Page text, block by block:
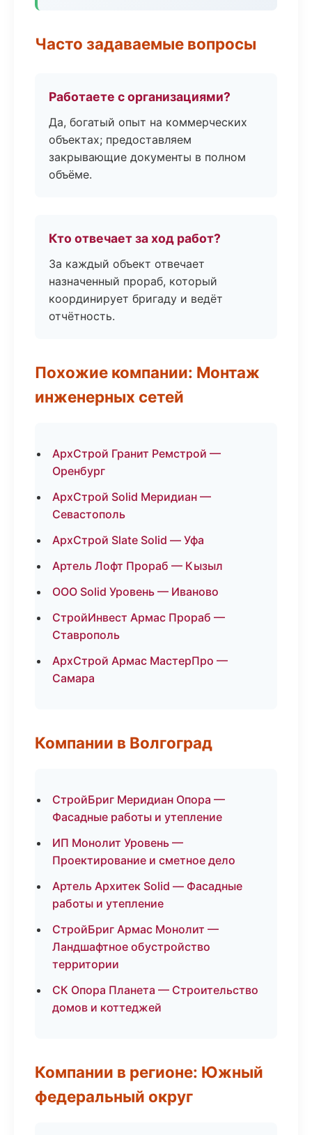
Часто задаваемые вопросы
Работаете с организациями?
Да, богатый опыт на коммерческих
объектах; предоставляем
закрывающие документы в полном
объёме.
Кто отвечает за ход работ?
За каждый объект отвечает
назначенный прораб, который
координирует бригаду и ведёт
отчётность.
Похожие компании: Монтаж
инженерных сетей
АрхСтрой Гранит Ремстрой —
Оренбург
АрхСтрой Solid Меридиан —
Севастополь
АрхСтрой Slate Solid — Уфа
Артель Лофт Прораб — Кызыл
ООО Solid Уровень — Иваново
СтройИнвест Армас Прораб —
Ставрополь
АрхСтрой Армас МастерПро —
Самара
Компании в Волгоград
СтройБриг Меридиан Опора —
Фасадные работы и утепление
ИП Монолит Уровень —
Проектирование и сметное дело
Артель Архитек Solid — Фасадные
работы и утепление
СтройБриг Армас Монолит —
Ландшафтное обустройство
территории
СК Опора Планета — Строительство
домов и коттеджей
Компании в регионе: Южный
федеральный округ